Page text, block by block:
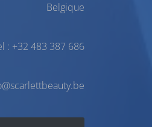
Belgique
: +32 483 387 686